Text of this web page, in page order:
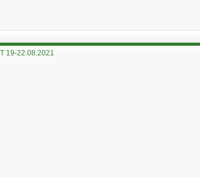
19-22.08.2021